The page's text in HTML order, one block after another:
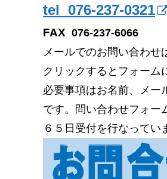
tel 076-237-0321
FAX 076-237-6066
メールでのお問い合わせ
クリックするとフォーム
必要事項はお名前、メー
です。問い合わせフォー
６５日受付を行なってい